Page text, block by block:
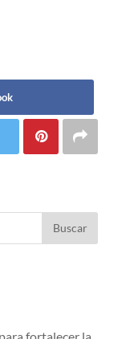
Buscar
fortalecer la